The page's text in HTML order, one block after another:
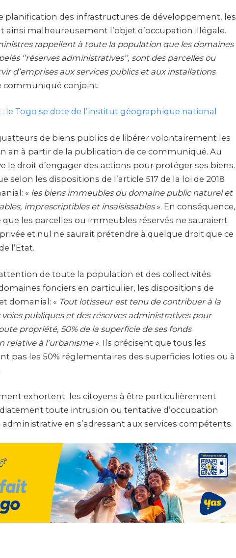
des infrastructures de développement, les
ainsi malheureusement l’objet d’occupation illégale.
rappellent à toute la population que les domaines
‘’réserves administratives’’, sont des parcelles ou
d’emprises aux services publics et aux installations
communiqué conjoint.
le Togo se dote de l’institut géographique national
de biens publics de libérer volontairement les
an à partir de la publication de ce communiqué. Au
le droit d’engager des actions pour protéger ses biens.
les dispositions de l’article 517 de la loi de 2018
« les biens immeubles du domaine public naturel et
imprescriptibles et insaisissables». En conséquence,
les parcelles ou immeubles réservés ne sauraient
et nul ne saurait prétendre à quelque droit que ce
l’Etat.
de toute la population et des collectivités
fonciers en particulier, les dispositions de
domanial: « Tout lotisseur est tenu de contribuer à la
publiques et des réserves administratives pour
propriété, 50% de la superficie de ses fonds
relative à l’urbanisme». Ils précisent que tous les
pas les 50% réglementaires des superficies loties ou à
exhortent les citoyens à être particulièrement
toute intrusion ou tentative d’occupation
en s’adressant aux services compétents.